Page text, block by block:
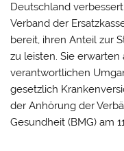
Deutschland
Verband der
bereit, ihren Anteil zur
zu leisten. Sie
verantwortlichen
gesetzlich
der Anhörung der
Gesundheit (BMG) am